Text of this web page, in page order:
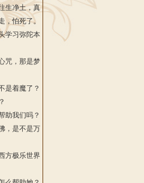
生净土，真
，怕死了。
学习弥陀本
咒，那是梦
是着魔了？
助我们吗？
，是不是万
方极乐世界